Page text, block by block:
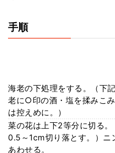
手順
海老の下処理をする。（下
老に○印の酒・塩を揉みこ
は控えめに。）
菜の花は上下2等分に切る
0.5～1cm切り落とす。）
あわせる。